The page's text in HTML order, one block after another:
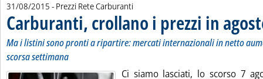
31/08/2015 - Prezzi Rete Carburanti
Carburanti, crollano i prezzi in
Ma i listini sono pronti a ripartire: mercati internazionali in netto
scorsa settimana
Ci siamo lasciati, lo scorso 7